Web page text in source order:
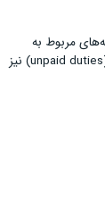
مربوط به
مشاوره گمرکی، تعرفه‌های گمرکی، و هزینه‌های پرداخت‌نشده (unpaid duties) نیز